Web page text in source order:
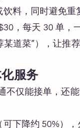
料，同时避免
，每天 30 单
某道菜”），让推
化服务
不仅能接单，还
下降约 50%）